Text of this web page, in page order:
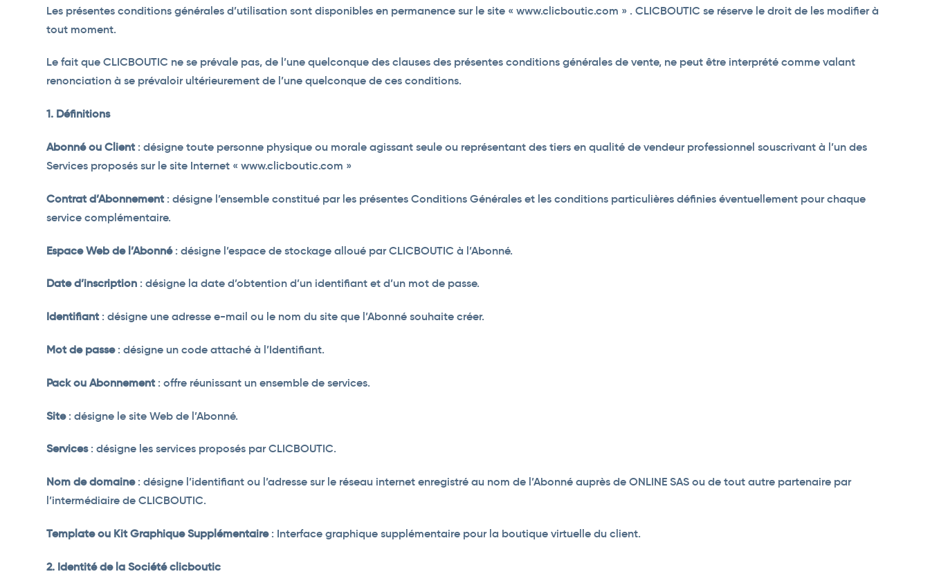
Les présentes conditions générales d’utilisation sont disponibles en permanence sur le site « www.clicboutic.com » . CLICBOUTIC se réserve le droit de les modifier à
tout moment.
Le fait que CLICBOUTIC ne se prévale pas, de l’une quelconque des clauses des présentes conditions générales de vente, ne peut être interprété comme valant
renonciation à se prévaloir ultérieurement de l’une quelconque de ces conditions.
1. Définitions
Abonné ou Client : désigne toute personne physique ou morale agissant seule ou représentant des tiers en qualité de vendeur professionnel souscrivant à l’un des
Services proposés sur le site Internet « www.clicboutic.com »
Contrat d’Abonnement : désigne l’ensemble constitué par les présentes Conditions Générales et les conditions particulières définies éventuellement pour chaque
service complémentaire.
Espace Web de l’Abonné: désigne l’espace de stockage alloué par CLICBOUTIC à l’Abonné.
Date d’inscription : désigne la date d’obtention d’un identifiant et d’un mot de passe.
Identifiant : désigne une adresse e-mail ou le nom du site que l’Abonné souhaite créer.
Mot de passe : désigne un code attaché à l’Identifiant.
Pack ou Abonnement : offre réunissant un ensemble de services.
Site: désigne le site Web de l’Abonné.
Services: désigne les services proposés par CLICBOUTIC.
Nom de domaine : désigne l’identifiant ou l’adresse sur le réseau internet enregistré au nom de l’Abonné auprès de ONLINE SAS ou de tout autre partenaire par
l’intermédiaire de CLICBOUTIC.
Template ou Kit Graphique Supplémentaire: Interface graphique supplémentaire pour la boutique virtuelle du client.
2. Identité de la Société clicboutic